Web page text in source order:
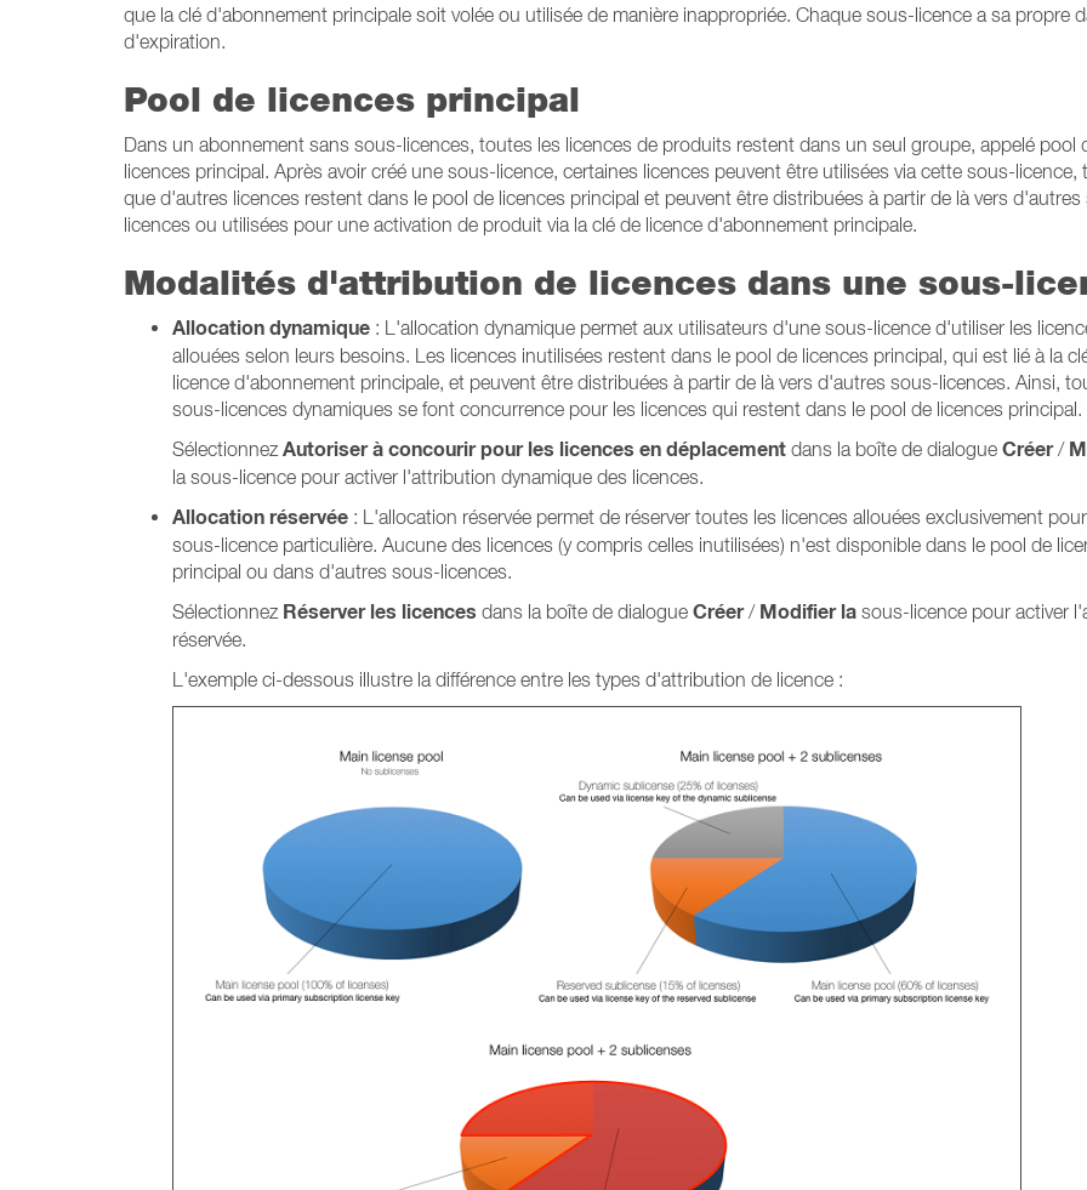
que la clé d'abonnement principale soit volée ou utilisée de manière inappropriée. Chaque sous-licence a sa propre
d'expiration.
Pool de licences principal
Dans un abonnement sans sous-licences, toutes les licences de produits restent dans un seul groupe, appelé pool
licences principal. Après avoir créé une sous-licence, certaines licences peuvent être utilisées via cette sous-licence,
que d'autres licences restent dans le pool de licences principal et peuvent être distribuées à partir de là vers
licences ou utilisées pour une activation de produit via la clé de licence d'abonnement principale.
Modalités d'attribution de licences dans une sous-
Allocation dynamique : L'allocation dynamique permet aux utilisateurs d'une sous-licence d'utiliser les
allouées selon leurs besoins. Les licences inutilisées restent dans le pool de licences principal, qui est lié à la
licence d'abonnement principale, et peuvent être distribuées à partir de là vers d'autres sous-licences. Ainsi,
sous-licences dynamiques se font concurrence pour les licences qui restent dans le pool de licences principal.
Sélectionnez Autoriser à concourir pour les licences en déplacement dans la boîte de dialogue Créer/
la sous-licence pour activer l'attribution dynamique des licences.
Allocation réservée : L'allocation réservée permet de réserver toutes les licences allouées exclusivement
sous-licence particulière. Aucune des licences (y compris celles inutilisées) n'est disponible dans le pool de
principal ou dans d'autres sous-licences.
Sélectionnez Réserver les licences dans la boîte de dialogue Créer/ Modifier la sous-licence pour activer
réservée.
L'exemple ci-dessous illustre la différence entre les types d'attribution de licence :